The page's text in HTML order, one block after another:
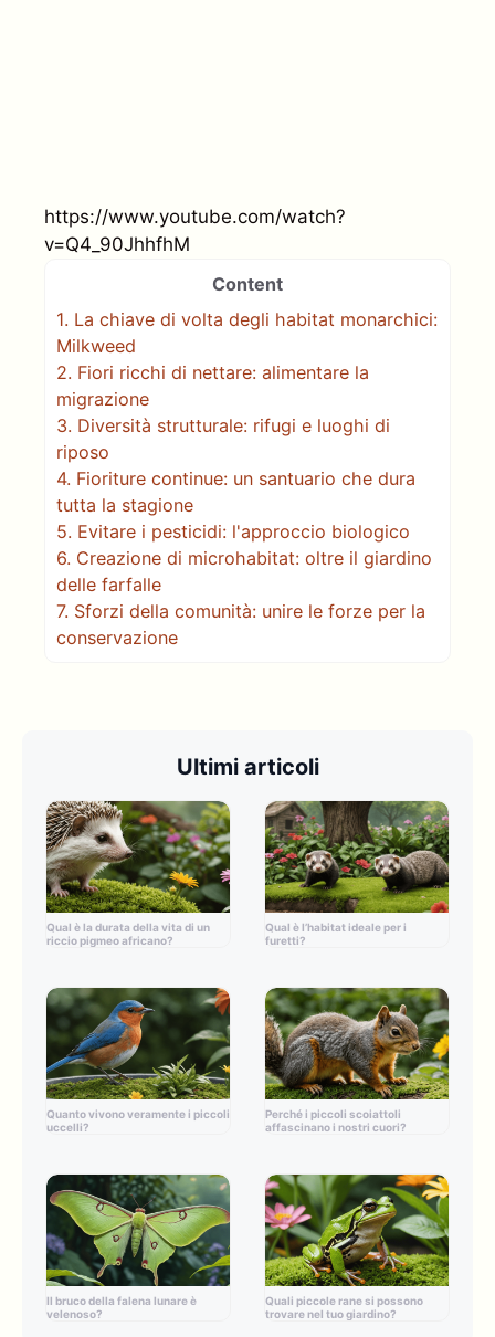
https://www.youtube.com/watch?
v=Q4_90JhhfhM
Content
1. La chiave di volta degli habitat monarchici:
Milkweed
2. Fiori ricchi di nettare: alimentare la
migrazione
3. Diversità strutturale: rifugi e luoghi di
riposo
4. Fioriture continue: un santuario che dura
tutta la stagione
5. Evitare i pesticidi: l'approccio biologico
6. Creazione di microhabitat: oltre il giardino
delle farfalle
7. Sforzi della comunità: unire le forze per la
conservazione
Ultimi articoli
Qual è la durata della vita di un
riccio pigmeo africano?
Qual è l’habitat ideale per i
furetti?
Quanto vivono veramente i piccoli
uccelli?
Perché i piccoli scoiattoli
affascinano i nostri cuori?
Il bruco della falena lunare è
velenoso?
Quali piccole rane si possono
trovare nel tuo giardino?